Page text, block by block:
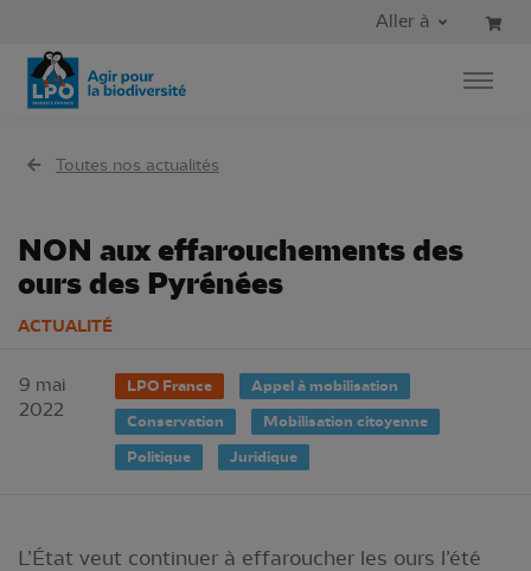
Aller au menu principal
Aller à
Toutes nos actualités
NON aux effarouchements des
ours des Pyrénées
ACTUALITÉ
9 mai
2022
LPO France
Appel à mobilisation
Conservation
Mobilisation citoyenne
Politique
Juridique
L’État veut continuer à effaroucher les ours l’été